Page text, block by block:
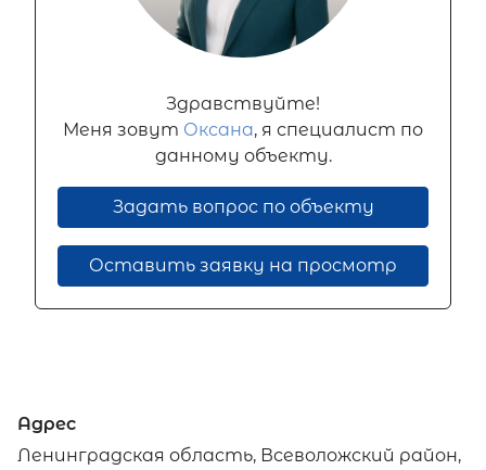
Здравствуйте!
Меня зовут Оксана, я специалист по
данному объекту.
Задать вопрос по объекту
Оставить заявку на просмотр
Адрес
Ленинградская область, Всеволожский район,